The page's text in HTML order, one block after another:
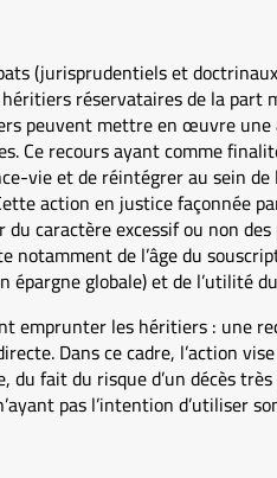
(jurisprudentiels et
réservataires de la
peuvent mettre en œuvre
Ce recours ayant comme
vie et de réintégrer au sein
action en justice façonnée
caractère excessif ou non
notamment de l’âge du
épargne globale) et de l’utilité
emprunter les héritiers : une
Dans ce cadre, l’action
du fait du risque d’un décès
pas l’intention d’utiliser